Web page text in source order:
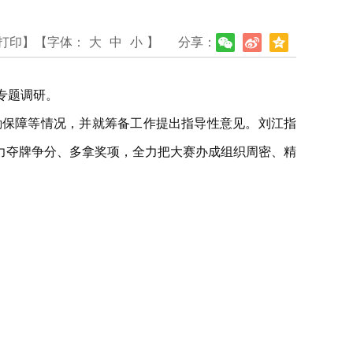
分享：
印】 【字体： 大 中 小 】
调研。
障等情况，并就筹备工作提出指导性意见。刘江指
牌争分、多拿奖项，全力把大赛办成组织周密、精